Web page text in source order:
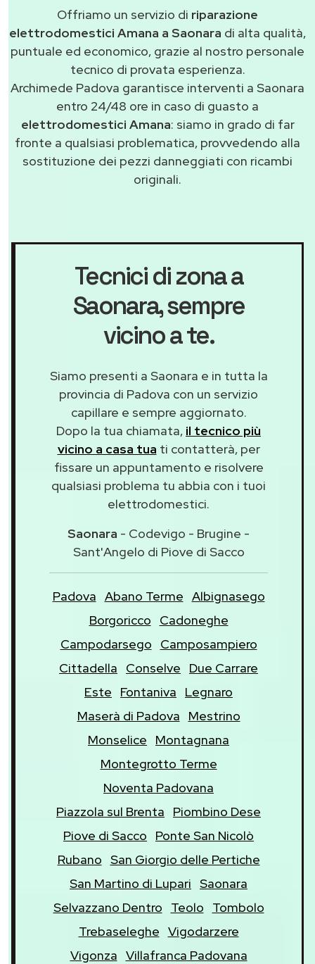
Offriamo un servizio di riparazione
elettrodomestici Amana a Saonara di alta qualità,
puntuale ed economico, grazie al nostro personale
tecnico di provata esperienza.
Archimede Padova garantisce interventi a Saonara
entro 24/48 ore in caso di guasto a
elettrodomestici Amana: siamo in grado di far
fronte a qualsiasi problematica, provvedendo alla
sostituzione dei pezzi danneggiati con ricambi
originali.
Tecnici di zona a
Saonara, sempre
vicino a te.
Siamo presenti a Saonara e in tutta la
provincia di Padova con un servizio
capillare e sempre aggiornato.
Dopo la tua chiamata, il tecnico più
vicino a casa tua ti contatterà, per
fissare un appuntamento e risolvere
qualsiasi problema tu abbia con i tuoi
elettrodomestici.
Saonara - Codevigo - Brugine -
Sant'Angelo di Piove di Sacco
Padova Abano Terme Albignasego
Borgoricco
Cadoneghe
Campodarsego
Camposampiero
Cittadella
Conselve
Due Carrare
Este
Fontaniva
Legnaro
Maserà di Padova
Mestrino
Monselice
Montagnana
Montegrotto Terme
Noventa Padovana
Piazzola sul Brenta
Piombino Dese
Piove di Sacco
Ponte San Nicolò
Rubano San Giorgio delle Pertiche
San Martino di Lupari Saonara
Selvazzano Dentro
Teolo
Tombolo
Trebaseleghe Vigodarzere
Vigonza Villafranca Padovana